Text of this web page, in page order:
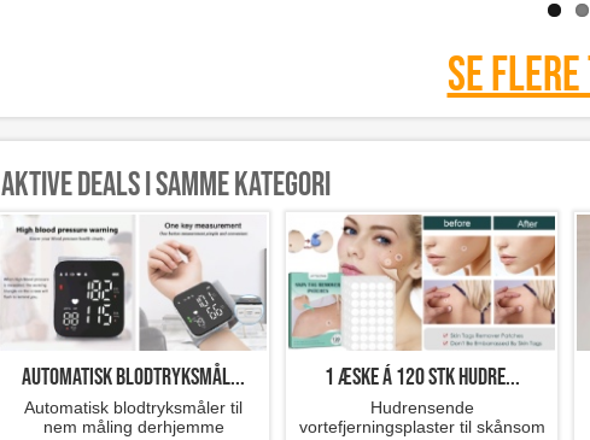
Se
Aktive deals i samme kategori
Automatisk blodtryksmål...
Automatisk blodtryksmåler til
nem måling derhjemme
1 æske á 120 stk hudre...
Hudrensende
vortefjerningsplaster til skånsom